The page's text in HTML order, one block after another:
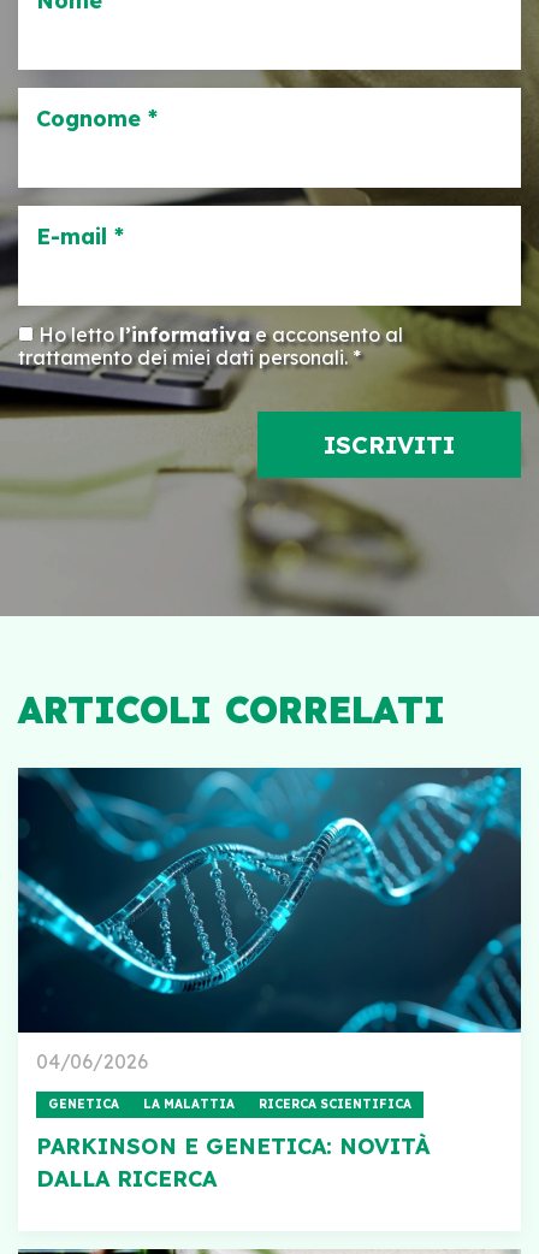
Cognome *
E-mail *
Ho lettol’informativae acconsento al
trattamento dei miei dati personali. *
ARTICOLI CORRELATI
04/06/2026
GENETICA LA MALATTIA RICERCA SCIENTIFICA
PARKINSON E GENETICA: NOVITÀ
DALLA RICERCA